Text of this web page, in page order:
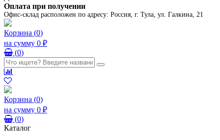
Оплата при получении
Офис-склад расположен по адресу: Россия, г. Тула, ул. Галкина, 21
Корзина (0)
на сумму 0 ₽
(0)
Корзина (0)
на сумму 0 ₽
(0)
Каталог